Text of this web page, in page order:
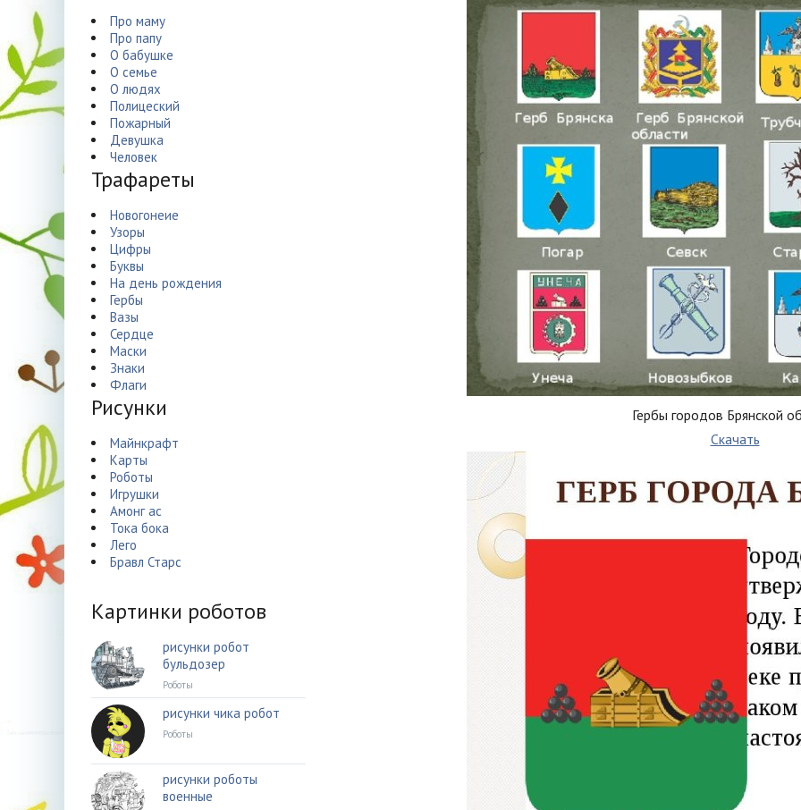
Гербы городов Брянской
Скачать
Про маму
Про папу
О бабушке
О семье
О людях
Полицеский
Пожарный
Девушка
Человек
Трафареты
Новогонеие
Узоры
Цифры
Буквы
На день рождения
Гербы
Вазы
Сердце
Маски
Знаки
Флаги
Рисунки
Майнкрафт
Карты
Роботы
Игрушки
Амонг ас
Тока бока
Лего
Бравл Старс
Картинки роботов
рисунки робот
бульдозер
Роботы
рисунки чика робот
Роботы
рисунки роботы
военные